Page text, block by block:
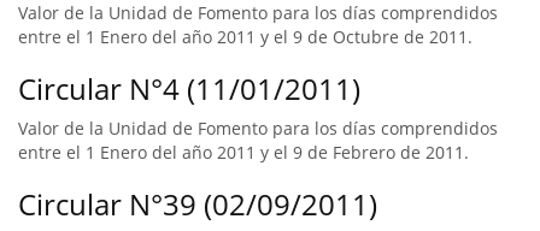
Valor de la Unidad de Fomento para los días comprendidos
entre el 1 Enero del año 2011 y el 9 de Octubre de 2011.
Circular N°4 (11/01/2011)
Valor de la Unidad de Fomento para los días comprendidos
entre el 1 Enero del año 2011 y el 9 de Febrero de 2011.
Circular N°39 (02/09/2011)